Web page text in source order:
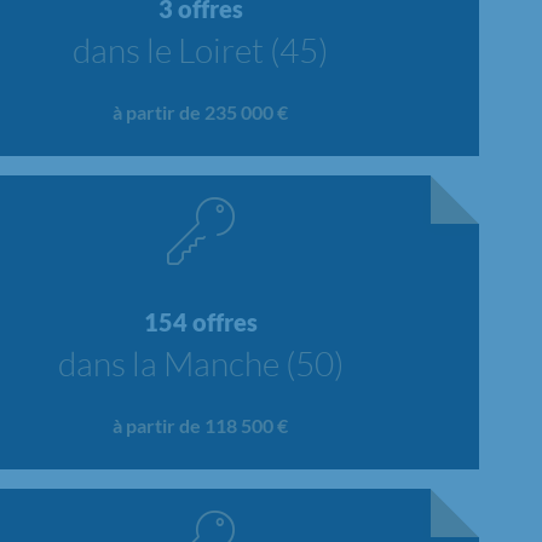
3 offres
dans le Loiret (45)
à partir de 235 000 €
154 offres
dans la Manche (50)
à partir de 118 500 €